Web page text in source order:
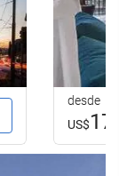
desde
US$